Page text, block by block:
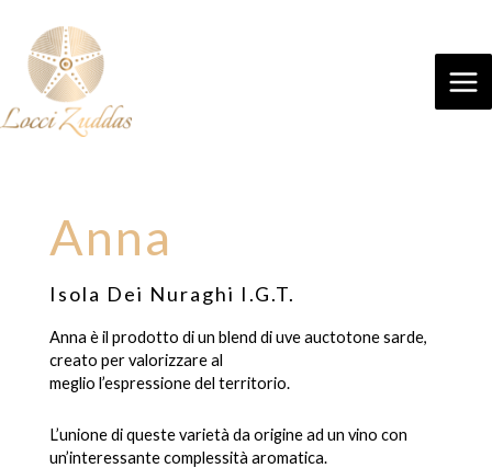
Anna
Isola Dei Nuraghi I.G.T.​
Anna è il prodotto di un blend di uve auctotone sarde,
creato per valorizzare al
meglio l’espressione del territorio.
L’unione di queste varietà da origine ad un vino con
un’interessante complessità aromatica.